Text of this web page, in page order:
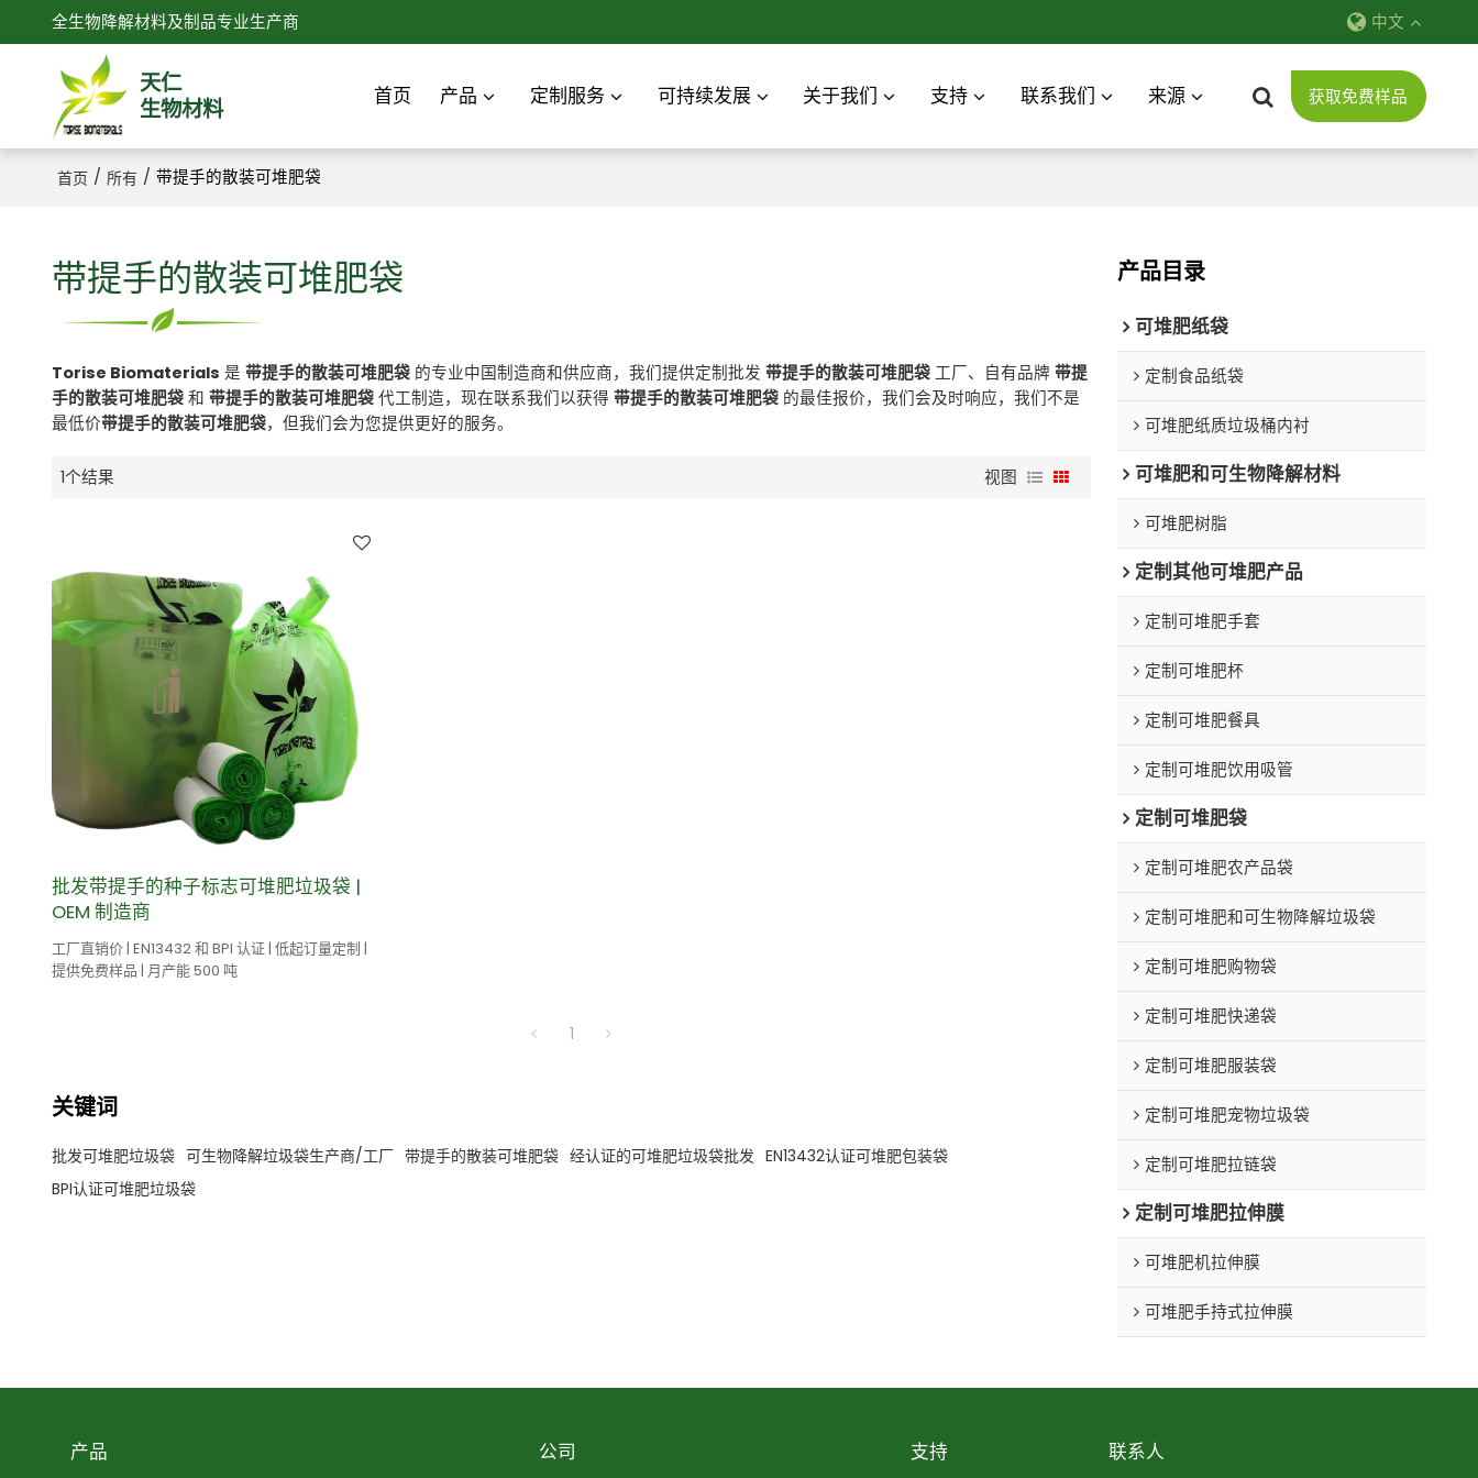
全生物降解材料及制品专业生产商 中文
天仁
生物材料
首页 产品 定制服务 可持续发展 关于我们 支持 联系我们 来源 获取免费样品
首页 / 所有 / 带提手的散装可堆肥袋
带提手的散装可堆肥袋
Torise Biomaterials 是 带提手的散装可堆肥袋的专业中国制造商和供应商，我们提供定制批发 带提手的散装可堆肥袋工厂、自有品牌 带提
手的散装可堆肥袋和 带提手的散装可堆肥袋代工制造，现在联系我们以获得 带提手的散装可堆肥袋的最佳报价，我们会及时响应，我们不是
最低价带提手的散装可堆肥袋，但我们会为您提供更好的服务。
1个结果 视图
批发带提手的种子标志可堆肥垃圾袋 |
OEM 制造商
工厂直销价 | EN13432 和 BPI 认证 | 低起订量定制 |
提供免费样品 | 月产能 500 吨
1
关键词
批发可堆肥垃圾袋 可生物降解垃圾袋生产商/工厂 带提手的散装可堆肥袋 经认证的可堆肥垃圾袋批发 EN13432认证可堆肥包装袋
BPI认证可堆肥垃圾袋
产品目录
可堆肥纸袋
定制食品纸袋
可堆肥纸质垃圾桶内衬
可堆肥和可生物降解材料
可堆肥树脂
定制其他可堆肥产品
定制可堆肥手套
定制可堆肥杯
定制可堆肥餐具
定制可堆肥饮用吸管
定制可堆肥袋
定制可堆肥农产品袋
定制可堆肥和可生物降解垃圾袋
定制可堆肥购物袋
定制可堆肥快递袋
定制可堆肥服装袋
定制可堆肥宠物垃圾袋
定制可堆肥拉链袋
定制可堆肥拉伸膜
可堆肥机拉伸膜
可堆肥手持式拉伸膜
产品 公司 支持 联系人